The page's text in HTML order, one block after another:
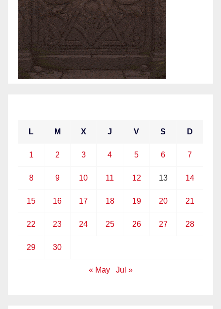
L M X J V S D
1 2 3 4 5 6 7
8 9 10 11 12 13 14
15 16 17 18 19 20 21
22 23 24 25 26 27 28
29 30
« May Jul »